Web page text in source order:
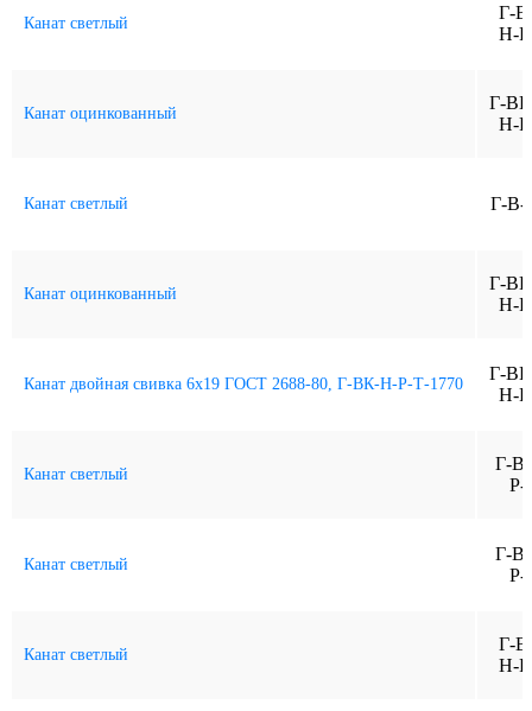
Канат светлый
Г-
Н-
Канат оцинкованный
Г-
Н-
Канат светлый Г-В-
Канат оцинкованный
Г-
Н-
Канат двойная свивка 6x19 ГОСТ 2688-80, Г-ВК-Н-Р-Т-1770
Г-
Н-
Канат светлый
Г-
Р-
Канат светлый
Г-
Р-
Канат светлый
Г-
Н-